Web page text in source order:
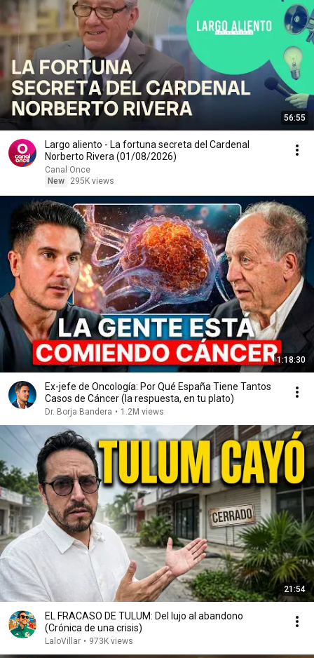
56:55
Largo aliento - La fortuna secreta del Cardenal
Norberto Rivera (01/08/2026)
Canal Once
New
295K views
1:18:30
Ex-jefe de Oncología: Por Qué España Tiene Tantos
Casos de Cáncer (la respuesta, en tu plato)
Dr. Borja Bandera • 1.2M views
21:54
EL FRACASO DE TULUM: Del lujo al abandono
(Crónica de una crisis)
LaloVillar • 973K views